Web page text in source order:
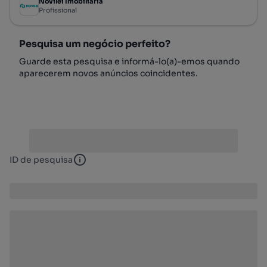
Profissional
Pesquisa um negócio perfeito?
Guarde esta pesquisa e informá-lo(a)-emos quando
aparecerem novos anúncios coincidentes.
ID de pesquisa ID de pesquisa